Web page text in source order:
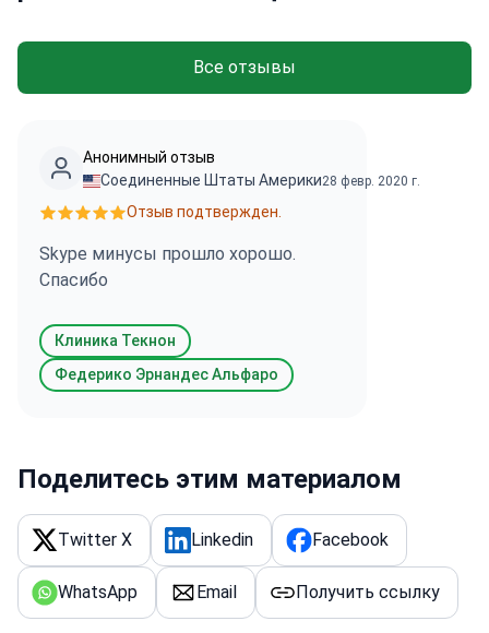
Все отзывы
Анонимный отзыв
Соединенные Штаты Америки28 февр. 2020 г.
Отзыв подтвержден.
Skype минусы прошло хорошо.
Спасибо
Клиника Текнон
Федерико Эрнандес Альфаро
Поделитесь этим материалом
Twitter X Linkedin Facebook
WhatsApp Email Получить ссылку